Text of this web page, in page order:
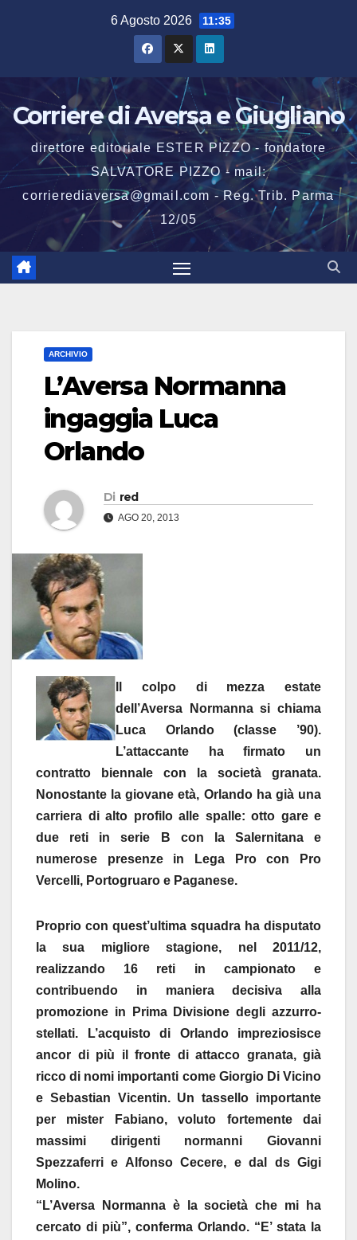
6 Agosto 2026 11:35
Corriere di Aversa e Giugliano
direttore editoriale ESTER PIZZO - fondatore
SALVATORE PIZZO - mail:
corrierediaversa@gmail.com - Reg. Trib. Parma
12/05
ARCHIVIO
L’Aversa Normanna
ingaggia Luca
Orlando
Di red
AGO 20, 2013
Il colpo di mezza estate
dell’Aversa Normanna si chiama
Luca Orlando (classe ’90).
L’attaccante ha firmato un
contratto biennale con la società granata.
Nonostante la giovane età, Orlando ha già una
carriera di alto profilo alle spalle: otto gare e
due reti in serie B con la Salernitana e
numerose presenze in Lega Pro con Pro
Vercelli, Portogruaro e Paganese.
Proprio con quest’ultima squadra ha disputato
la sua migliore stagione, nel 2011/12,
realizzando 16 reti in campionato e
contribuendo in maniera decisiva alla
promozione in Prima Divisione degli azzurro-
stellati. L’acquisto di Orlando impreziosisce
ancor di più il fronte di attacco granata, già
ricco di nomi importanti come Giorgio Di Vicino
e Sebastian Vicentin. Un tassello importante
per mister Fabiano, voluto fortemente dai
massimi dirigenti normanni Giovanni
Spezzaferri e Alfonso Cecere, e dal ds Gigi
Molino.
“L’Aversa Normanna è la società che mi ha
cercato di più”, conferma Orlando. “E’ stata la